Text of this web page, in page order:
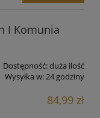
I Komunia
Dostępność:duża ilość
Wysyłka w:24 godziny
84,99 zł